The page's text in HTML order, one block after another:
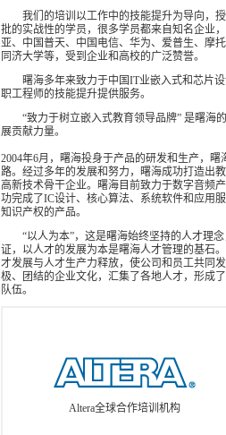
我们的培训以工作中的技能提升为导向，授
批的实战性的学员，很多学员都来自知名企业
亚、中国普天、中国电信、华为、爱普生、摩
同济大学等，受到企业和高校的广泛赞誉。
曙海多年来致力于中国IT业嵌入式和芯片设
职工程师的技能提升提供服务。
“致力于树立嵌入式教育领导品牌” 是曙海
展贡献力量。
2004年6月，曙海投身于产品的研发和生产，
路。经过多年的发展和努力，曙海成功打造出
高新技术骨干企业。曙海目前致力于数字音频
功完成了IC设计、核心算法、系统软件和应用
知识产权的产品。
“以人为本”，这是曙海始终坚持的人才理念
证，以人才的发展为本是曙海人才管理的基石
才发展与人才生产力释放，使公司和员工共同
极、团结的企业文化，汇集了各地人才，形成
队伍。
Altera全球合作培训机构